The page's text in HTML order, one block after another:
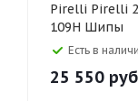
Pirelli Pirelli 255/50 R20 Scorpion Ice Zero 2
109H Шипы
Есть в
25 550